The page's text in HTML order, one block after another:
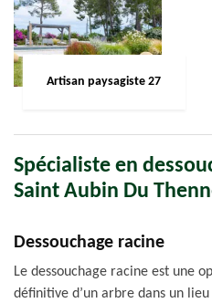
Artisan paysagiste 27
Spécialiste en
Saint Aubin Du
Dessouchage racine
Le dessouchage racine est une
définitive d’un arbre dans un